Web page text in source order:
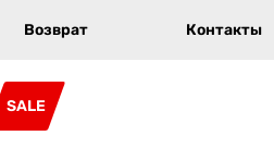
Возврат Контакты
SALE